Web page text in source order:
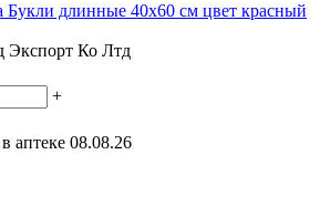
Букли длинные 40х60 см цвет красный
Ко Лтд
+
аптеке 08.08.26